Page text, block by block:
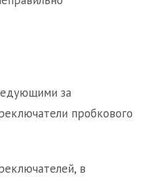
за
пробкового
в